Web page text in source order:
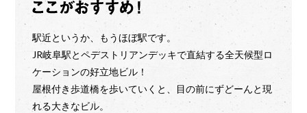
駅近というか、もうほぼ駅です。
JR岐阜駅とペデストリアンデッキで直結する全天候型ロ
ケーションの好立地ビル！
屋根付き歩道橋を歩いていくと、目の前にずどーんと現
れる大きなビル。